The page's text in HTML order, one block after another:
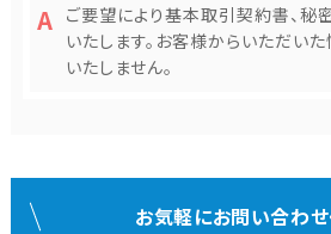
ご要望により基本取引契約書、秘
いたします。お客様からいただい
いたしません。
お気軽にお問い合わせ